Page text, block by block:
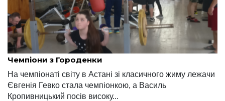
Редакція "Край" Червень 9, 2022
Чемпіони з Городенки
На чемпіонаті світу в Астані зі класичного жиму лежачи
Євгенія Гевко стала чемпіонкою, а Василь
Кропивницький посів високу...